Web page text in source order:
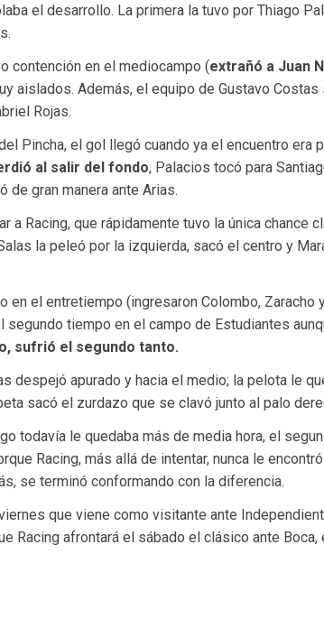
el desarrollo. La primera la tuvo por Thiago
contención en el mediocampo (extrañó a Juan
aislados. Además, el equipo de Gustavo
Rojas.
Pincha, el gol llegó cuando ya el encuentro era
al salir del fondo, Palacios tocó para
de gran manera ante Arias.
a Racing, que rápidamente tuvo la única chance
la peleó por la izquierda, sacó el centro y
en el entretiempo (ingresaron Colombo, Zaracho
segundo tiempo en el campo de Estudiantes
sufrió el segundo tanto.
despejó apurado y hacia el medio; la pelota le
sacó el zurdazo que se clavó junto al palo
todavía le quedaba más de media hora, el
Racing, más allá de intentar, nunca le
se terminó conformando con la diferencia.
que viene como visitante ante
Racing afrontará el sábado el clásico ante Boca,